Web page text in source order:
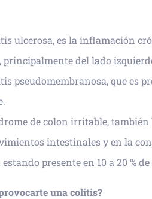
ulcerosa, es la inflamación
principalmente del lado
pseudomembranosa, que es
de colon irritable,
intestinales y en la
presente en 10 a 20 %
una colitis?